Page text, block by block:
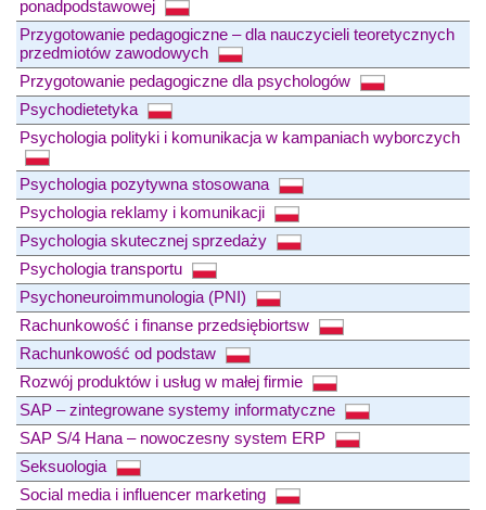
ponadpodstawowej
Przygotowanie pedagogiczne – dla nauczycieli teoretycznych
przedmiotów zawodowych
Przygotowanie pedagogiczne dla psychologów
Psychodietetyka
Psychologia polityki i komunikacja w kampaniach wyborczych
Psychologia pozytywna stosowana
Psychologia reklamy i komunikacji
Psychologia skutecznej sprzedaży
Psychologia transportu
Psychoneuroimmunologia (PNI)
Rachunkowość i finanse przedsiębiortsw
Rachunkowość od podstaw
Rozwój produktów i usług w małej firmie
SAP – zintegrowane systemy informatyczne
SAP S/4 Hana – nowoczesny system ERP
Seksuologia
Social media i influencer marketing